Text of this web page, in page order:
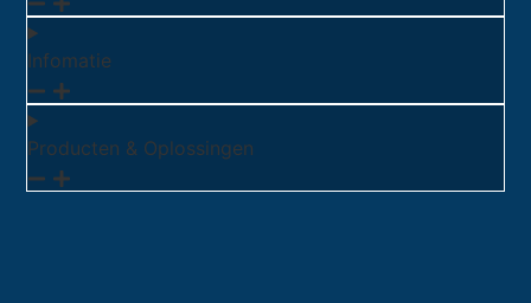
Infomatie
Producten & Oplossingen